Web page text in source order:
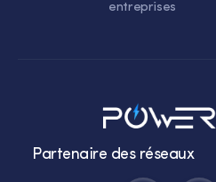
entreprises
Partenaire des réseaux